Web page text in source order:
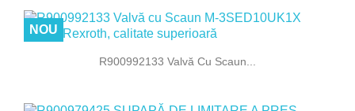
R900992133 Valvă Cu Scaun...
NOU